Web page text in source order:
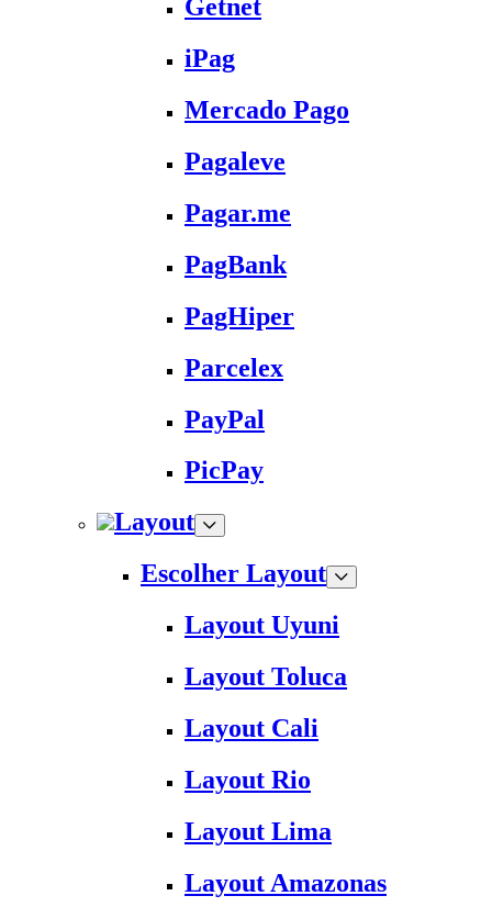
Getnet
iPag
Mercado Pago
Pagaleve
Pagar.me
PagBank
PagHiper
Parcelex
PayPal
PicPay
Layout
Escolher Layout
Layout Uyuni
Layout Toluca
Layout Cali
Layout Rio
Layout Lima
Layout Amazonas